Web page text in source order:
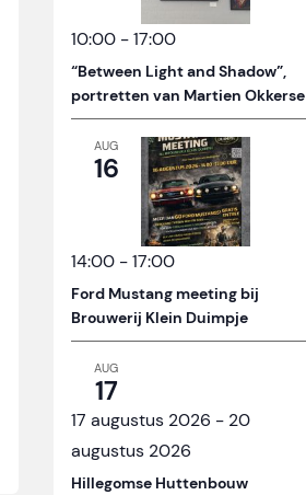
10:00 -17:00
“Between Light and Shadow”,
portretten van Martien Okkerse
AUG
16
14:00 -17:00
Ford Mustang meeting bij
Brouwerij Klein Duimpje
AUG
17
17 augustus 2026 - 20
augustus 2026
Hillegomse Huttenbouw